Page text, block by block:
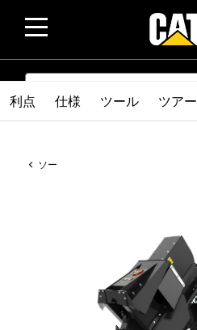
SEARCH
ソー
利点 仕様 ツール ツアー